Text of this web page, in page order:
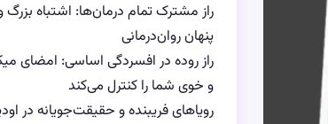
راز مشترک تمام درمان‌ها: اشتباه
پنهان روان‌درمانی
راز روده در افسردگی اساسی: امضای
و خوی شما را کنترل می‌کند
رویاهای فریبنده و حقیقت‌جویانه در